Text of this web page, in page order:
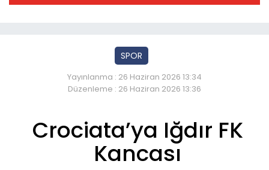
SPOR
Yayınlanma : 26 Haziran 2026 13:34
Düzenleme : 26 Haziran 2026 13:36
Crociata’ya Iğdır FK
Kancası